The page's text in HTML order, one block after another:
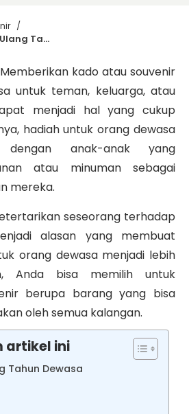
/
10 Ide Souvenir untuk Ulang Tahun Orang Dewasa! Mana Pilihan Anda?
kado atau souvenir
untuk teman, keluarga, atau
menjadi hal yang cukup
hadiah untuk orang dewasa
anak-anak yang
atau minuman sebagai
mereka.
seseorang terhadap
alasan yang membuat
orang dewasa menjadi lebih
Anda bisa memilih untuk
berupa barang yang bisa
oleh semua kalangan.
artikel ini
Tahun Dewasa